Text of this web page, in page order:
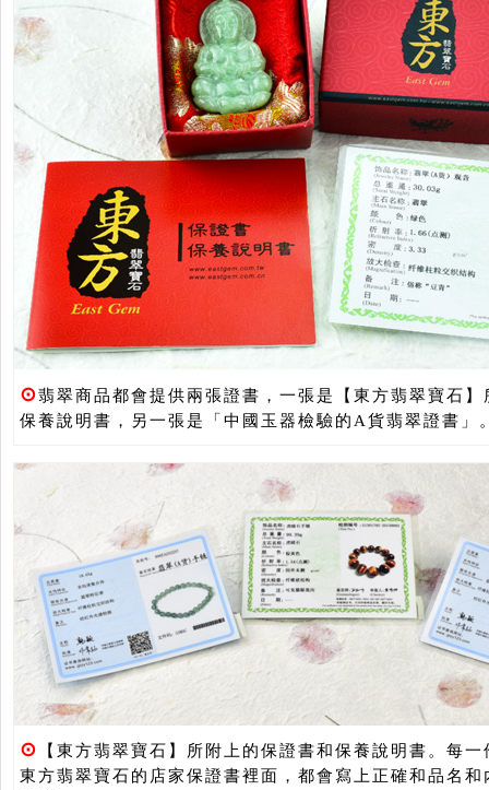
⊙翡翠商品都會提供兩張證書，一張是【東方翡翠寶石
保養說明書，另一張是「中國玉器檢驗的A貨翡翠證書」
⊙
【東方翡翠寶石】所附上的保證書和保養說明書。每
東方翡翠寶石的店家保證書裡面，都會寫上正確和品名